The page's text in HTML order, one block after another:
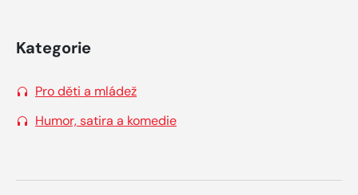
Kategorie
Pro děti a mládež
Humor, satira a komedie